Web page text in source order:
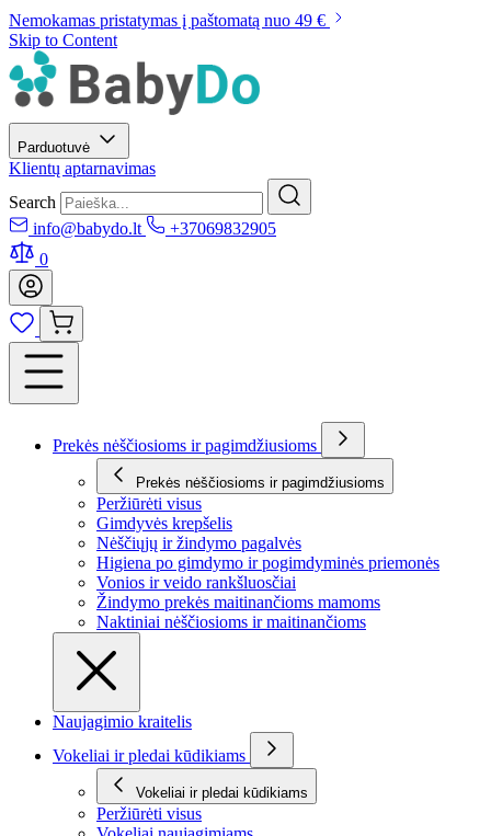
Nemokamas pristatymas į paštomatą nuo 49 €
Skip to Content
Parduotuvė
Klientų aptarnavimas
Search
info@babydo.lt
+37069832905
0
Prekės nėščiosioms ir pagimdžiusioms
Prekės nėščiosioms ir pagimdžiusioms
Peržiūrėti visus
Gimdyvės krepšelis
Nėščiųjų ir žindymo pagalvės
Higiena po gimdymo ir pogimdyminės priemonės
Vonios ir veido rankšluosčiai
Žindymo prekės maitinančioms mamoms
Naktiniai nėščiosioms ir maitinančioms
Naujagimio kraitelis
Vokeliai ir pledai kūdikiams
Vokeliai ir pledai kūdikiams
Peržiūrėti visus